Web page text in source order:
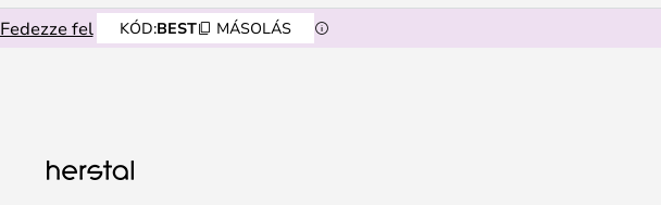
Fedezze fel KÓD:BEST MÁSOLÁS